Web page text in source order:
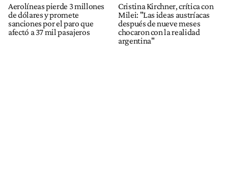
Aerolíneas pierde 3 millones
de dólares y promete
sanciones por el paro que
afectó a 37 mil pasajeros
Cristina Kirchner, crítica con
Milei: "Las ideas austríacas
después de nueve meses
chocaron con la realidad
argentina"